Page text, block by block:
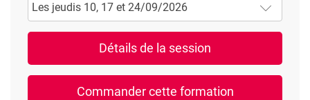
Les jeudis 10, 17 et 24/09/2026